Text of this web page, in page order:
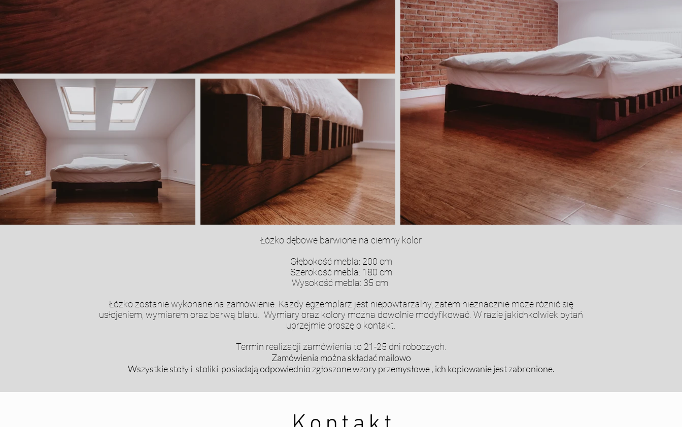
Łóżko dębowe barwione na ciemny kolor
Głębokość mebla: 200 cm
Szerokość mebla: 180 cm
Wysokość mebla: 35 cm
Łózko zostanie wykonane na zamówienie. Każdy egzemplarz jest niepowtarzalny, zatem nieznacznie może różnić się
usłojeniem, wymiarem oraz barwą blatu. Wymiary oraz kolory można dowolnie modyfikować. W razie jakichkolwiek pytań
uprzejmie proszę o kontakt.
Termin realizacji zamówienia to 21-25 dni roboczych.
Zamówienia można składać mailowo
​Wszystkie stoły i stoliki posiadają odpowiednio zgłoszone wzory przemysłowe , ich kopiowanie jest zabronione.